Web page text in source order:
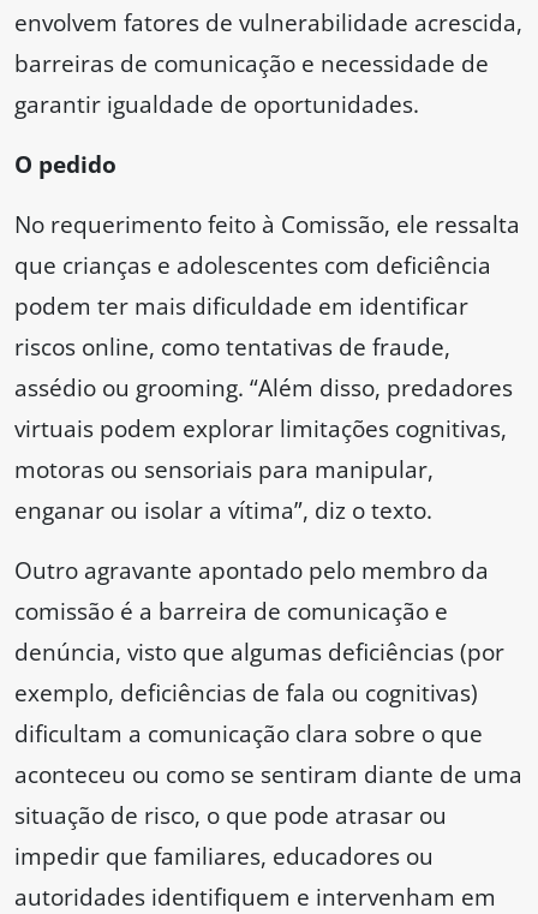
envolvem fatores de vulnerabilidade acrescida,
barreiras de comunicação e necessidade de
garantir igualdade de oportunidades.
O pedido
No requerimento feito à Comissão, ele ressalta
que crianças e adolescentes com deficiência
podem ter mais dificuldade em identificar
riscos online, como tentativas de fraude,
assédio ou grooming. “Além disso, predadores
virtuais podem explorar limitações cognitivas,
motoras ou sensoriais para manipular,
enganar ou isolar a vítima”, diz o texto.
Outro agravante apontado pelo membro da
comissão é a barreira de comunicação e
denúncia, visto que algumas deficiências (por
exemplo, deficiências de fala ou cognitivas)
dificultam a comunicação clara sobre o que
aconteceu ou como se sentiram diante de uma
situação de risco, o que pode atrasar ou
impedir que familiares, educadores ou
autoridades identifiquem e intervenham em